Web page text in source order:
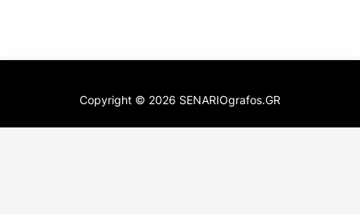
Copyright © 2026 SENARIOgrafos.GR